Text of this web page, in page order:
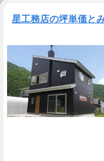
星工務店の坪単価と